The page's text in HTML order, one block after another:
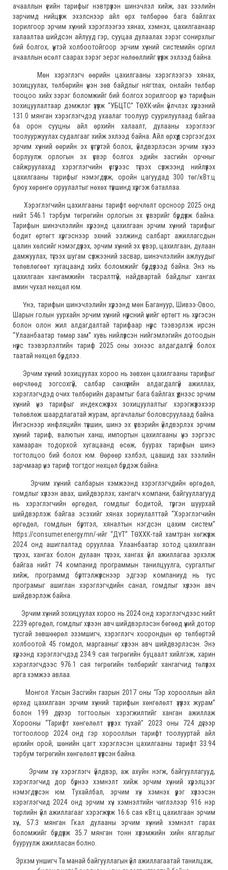
ачааллын үеийн тарифыг нэвтрүүлэн шинэчлэл хийж, зах зээлийн
зарчимд нийцүүлж эхэлснээр айл өрх төлбөрөө бага байлгах
зорилгоор эрчим хүчний хэрэглээгээ хянах, хэмнэх, цахилгаанаар
халаалтаа шийдсэн айлууд гэр, сууцаа дулаалах зэрэг сонирхлыг
бий болгох, үүнтэй холбоотойгоор эрчим хүчний системийн оргил
ачааллын өсөлт саарах зэрэг эерэг нөлөөллийг үзүүлж эхлээд байна.
Мөн хэрэглэгч өөрийн цахилгааны хэрэглээгээ хянах,
зохицуулах, төлбөрийн үнэн зөв байдлыг нягтлах, онлайн төлбөр
тооцоо хийх зэрэг боломжийг бий болгох зорилгоор үнэ тарифын
зохицуулалтаар дэмжлэг үзүүлж “УБЦТС” ТӨХК-ийн үйлчлэх хүрээний
131.0 мянган хэрэглэгчдэд ухаалаг тоолуур суурилуулаад байгаа
ба орон сууцны айл өрхийн халаалт, дулааны хэрэглээг
тоолууржуулах судалгааг хийж эхлээд байна. Айл өрхүүд сэргээгдэх
эрчим хүчний өөрийн эх үүсгүүртэй болох, үйлдвэрлэсэн эрчим хүчээ
борлуулж орлогын эх үүсвэр болгох эдийн засгийн орчныг
сайжруулахад хэрэглэгчийн үүсгүүрээс түгээх сүлжээнд нийлүүлэх
цахилгааны тарифыг нэмэгдүүлж, оройн цагуудад 300 төг/кВт.ц
буюу хөрөнгө оруулалтыг нөхөх түвшинд хүргэж баталлаа.
Хэрэглэгчийн цахилгааны тарифт өөрчлөлт орсноор 2025 онд
нийт 546.1 тэрбум төгрөгийн орлогын эх үүсвэрийг бүрдүүлж байна.
Тарифын шинэчлэлийн хүрээнд цахилгаан эрчим хүчний тарифыг
бодит өртөгт хүргэснээр эхний ээлжинд салбарт ажиллагсдын
цалин хөлсийг нэмэгдүүлэх, эрчим хүчний эх үүсвэр, цахилгаан, дулаан
дамжуулах, түгээх шугам сүлжээний засвар, шинэчлэлийн ажлуудыг
төлөвлөгөөт хугацаанд хийх боломжийг бүрдүүлээд байна. Энэ нь
цахилгаан хангамжийн тасралтгүй, найдвартай байдлыг хангах
амин чухал нөхцөл юм.
Үнэ, тарифын шинэчлэлийн хүрээнд мөн Багануур, Шивээ-Овоо,
Шарын голын уурхайн эрчим хүчний нүүрсний үнийг өртөгт нь хүргэсэн
болон олон жил алдагдалтай тарифаар нүүрс тээвэрлэж ирсэн
“Улаанбаатар төмөр зам” хувь нийлүүлсэн нийгэмлэгийн дотоодын
нүүрс тээвэрлэлтийн тариф 2025 оны эхнээс алдагдалгүй болох
таатай нөхцөл бүрдлээ.
Эрчим хүчний зохицуулах хороо нь зөвхөн цахилгааны тарифыг
өөрчлөөд зогсохгүй, салбар санхүүгийн алдагдалгүй ажиллах,
хэрэглэгчдэд очих төлбөрийн дарамтыг бага байлгах үүднээс эрчим
хүчний үнэ тарифыг индексжүүлэх зохицуулалтыг хэрэгжүүлэхээр
төлөвлөж шаардлагатай журам, аргачлалыг боловсруулаад байна.
Ингэснээр инфляцийн түвшин, шинэ эх үүсвэрийн үйлдвэрлэх эрчим
хүчний тариф, валютын ханш, импортын цахилгааны үнэ зэргээс
хамааран тодорхой хугацаанд өсөж, буурах тарифын шинэ
тогтолцоо бий болох юм. Өөрөөр хэлбэл, цаашид зах зээлийн
зарчмаар үнэ тариф тогтдог нөхцөл бүрдэж байна.
Эрчим хүчний салбарын хэмжээнд хэрэглэгчдийн өргөдөл,
гомдлыг хүлээн авах, шийдвэрлэх; хангагч компани, байгууллагууд
нь хэрэглэгчийн өргөдөл, гомдлыг бодитой, түргэн шуурхай
шийдвэрлэж байгаа эсэхийг хянах зориулалттай “Хэрэглэгчийн
өргөдөл, гомдлын бүртгэл, хяналтын нэгдсэн цахим систем”
https://consumer.energy.mn/-ийг “ДҮТ” ТӨХХК-тай хамтран хөгжүүлж
2024 онд ашиглалтад орууллаа. Улаанбаатар хотод цахилгаан
түгээх, хангах болон дулаан түгээх, хангах үйл ажиллагаа эрхэлж
байгаа нийт 74 компанид программын танилцуулга, сургалтыг
хийж, программд бүртгэлжүүлснээр эдгээр компаниуд нь тус
програмыг ашиглан хэрэглэгчдийн санал, гомдлыг хүлээн авч
шийдвэрлэж байна.
Эрчим хүчний зохицуулах хороо нь 2024 онд хэрэглэгчдээс нийт
2239 өргөдөл, гомдлыг хүлээн авч шийдвэрлэсэн бөгөөд үүний дотор
тусгай зөвшөөрөл эзэмшигч, хэрэглэгч хоорондын өр төлбөртэй
холбоотой 45 гомдол, маргааныг хүлээн авч шийдвэрлэсэн. Энэ
хүрээнд хэрэглэгчдэд 234.9 сая төгрөгийн буцаалт хийлгэж, харин
хэрэглэгчдээс 976.1 сая төгрөгийн төлбөрийг хангагчид төлүүлэх
арга хэмжээ авлаа.
Монгол Улсын Засгийн газрын 2017 оны “Гэр хорооллын айл
өрхөд цахилгаан эрчим хүчний тарифын хөнгөлөлт үзүүлэх журам”
болон 199 дүгээр тогтоолын хэрэгжилтийг ханган ажиллаж
Хорооны “Тарифт хөнгөлөлт үзүүлэх тухай” 2023 оны 724 дүгээр
тогтоолоор 2024 онд гэр хорооллын тарифт тоолууртай айл
өрхийн орой, шөнийн цагт хэрэглэсэн цахилгааны тарифт 33.94
тэрбум төгрөгийн хөнгөлөлт үзүүлсэн байна.
Эрчим хүч хэрэглэгч үйлдвэр, аж ахуйн нэгж, байгууллагууд,
хэрэглэгчид дор бүрнээ хэмнэлт хийж эрчим хүчний хүрэлцээг
нэмэгдүүлсэн юм. Тухайлбал, эрчим хүч хэмнэх үүрэг хүлээсэн
хэрэглэгчид 2024 онд эрчим хүч хэмнэлтийн чиглэлээр 916 нэр
төрлийн үйл ажиллагааг хэрэгжүүлж 16.6 сая кВт.ц цахилгаан эрчим
хүч, 57.3 мянган Гкал дулааны эрчим хүчний хэмнэлт гарах
боломжийг бүрдүүлж 35.7 мянган тонн хүлэмжийн хийн ялгарлыг
бууруулж ажилласан болно.
Эрхэм уншигч Та манай байгууллагын үйл ажиллагаатай танилцаж,